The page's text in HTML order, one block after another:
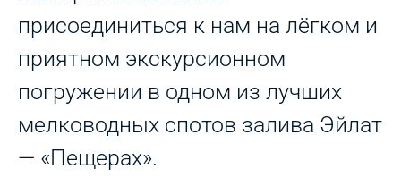
присоединиться к нам на лёгком и
приятном экскурсионном
погружении в одном из лучших
мелководных спотов залива Эйлат
— «Пещерах».